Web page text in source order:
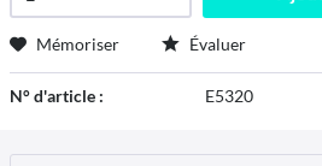
Mémoriser Évaluer
N° d'article : E5320